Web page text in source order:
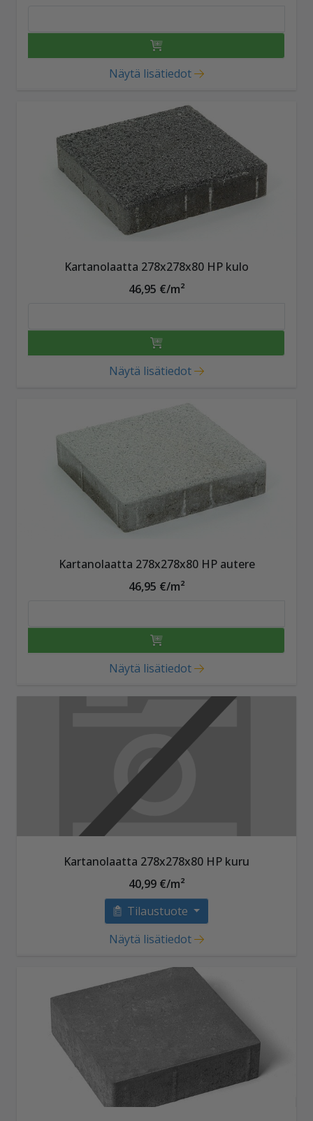
Näytä lisätiedot
Kartanolaatta 278x278x80 HP kulo
46,95 €/m²
Näytä lisätiedot
Kartanolaatta 278x278x80 HP autere
46,95 €/m²
Näytä lisätiedot
Kartanolaatta 278x278x80 HP kuru
40,99 €/m²
Tilaustuote
Näytä lisätiedot